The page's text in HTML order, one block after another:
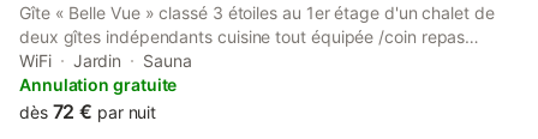
Gîte « Belle Vue » classé 3 étoiles au 1er étage d'un chalet de
deux gîtes indépendants cuisine tout équipée /coin repas
lumineux avec vue panoramique sur jardins et forêts
environnants salon avec télé, fauteuils et canapé 2 places 1
chambre lit de 140, 1 chambre 2 lits superposés, WC, 1 salle de
WiFi Jardin
Sauna
Annulation gratuite
dès 72 € par nuit